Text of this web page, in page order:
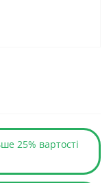
25% вартості